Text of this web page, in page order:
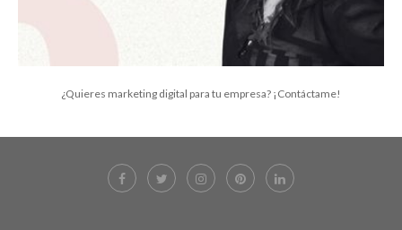
¿Quieres marketing digital para tu empresa? ¡Contáctame!